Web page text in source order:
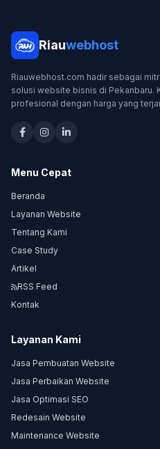
Riauwebhost
Riauwebhost.com hadir sebagai
solusi website bisnis di Pekanbaru.
profesional dengan harga yang
Menu Cepat
Beranda
Layanan Website
Tentang Kami
Case Study
Artikel
RSS Feed
Kontak
Layanan Kami
Jasa Pembuatan Website
Jasa Perbaikan Website
Jasa Optimasi SEO
Redesain Website
Maintenance Website